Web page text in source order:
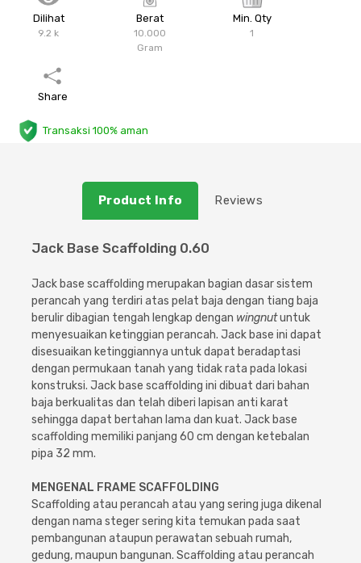
Pintu, Jendela & Perlengkapan
Sanitari & Aksesorisnya
Aksesoris Perabot
Scaffolding
Konstruksi
Atap & Lantai
Cat dan Kimia
Saniter
Bekisting
Besi Profil & Plat
Semen & Sejenisnya
Sistem Pemipaan
Pompa dan Pipa
Dilihat
9.2 k
Berat
10.000
Gram
Min. Qty
1
Share
Transaksi 100% aman
Product Info Reviews
Jack Base Scaffolding 0.60
Jack base scaffolding merupakan bagian dasar sistem
perancah yang terdiri atas pelat baja dengan tiang baja
berulir dibagian tengah lengkap dengan wingnutuntuk
menyesuaikan ketinggian perancah. Jack base ini dapat
disesuaikan ketinggiannya untuk dapat beradaptasi
dengan permukaan tanah yang tidak rata pada lokasi
konstruksi. Jack base scaffolding ini dibuat dari bahan
baja berkualitas dan telah diberi lapisan anti karat
sehingga dapat bertahan lama dan kuat. Jack base
scaffolding memiliki panjang 60 cm dengan ketebalan
pipa 32 mm.
MENGENAL FRAME SCAFFOLDING
Scaffolding atau perancah atau yang sering juga dikenal
dengan nama steger sering kita temukan pada saat
pembangunan ataupun perawatan sebuah rumah,
gedung, maupun bangunan. Scaffolding atau perancah